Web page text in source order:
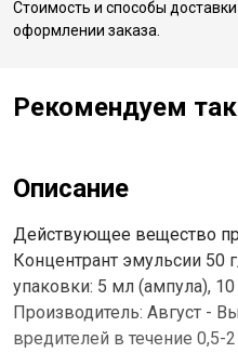
Стоимость и способы
оформлении заказа.
Рекомендуем
Описание
Действующее вещество
Концентрант эмульсии 50
упаковки: 5 мл (ампула),
Производитель: Август -
вредителей в течение